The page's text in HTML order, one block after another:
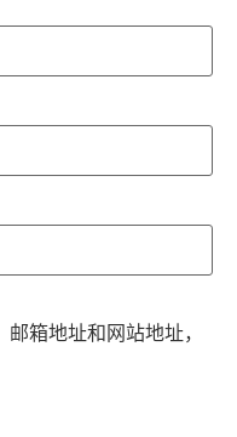
箱地址和网站地址，